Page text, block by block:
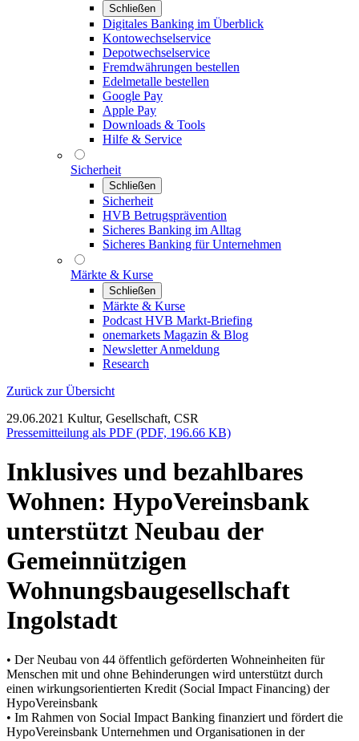
Schließen
Digitales Banking im Überblick
Kontowechselservice
Depotwechselservice
Fremdwährungen bestellen
Edelmetalle bestellen
Google Pay
Apple Pay
Downloads & Tools
Hilfe & Service
Sicherheit
Schließen
Sicherheit
HVB Betrugsprävention
Sicheres Banking im Alltag
Sicheres Banking für Unternehmen
Märkte & Kurse
Schließen
Märkte & Kurse
Podcast HVB Markt-Briefing
onemarkets Magazin & Blog
Newsletter Anmeldung
Research
Zurück zur Übersicht
29.06.2021 Kultur, Gesellschaft, CSR
Pressemitteilung als PDF (PDF, 196.66 KB)
Inklusives und bezahlbares
Wohnen: HypoVereinsbank
unterstützt Neubau der
Gemeinnützigen
Wohnungsbaugesellschaft
Ingolstadt
• Der Neubau von 44 öffentlich geförderten Wohneinheiten für
Menschen mit und ohne Behinderungen wird unterstützt durch
einen wirkungsorientierten Kredit (Social Impact Financing) der
HypoVereinsbank
• Im Rahmen von Social Impact Banking finanziert und fördert die
HypoVereinsbank Unternehmen und Organisationen in der